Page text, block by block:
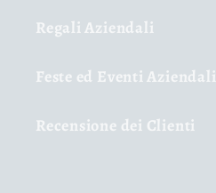
Regali Aziendali
Feste ed Eventi Aziendali
Recensione dei Clienti